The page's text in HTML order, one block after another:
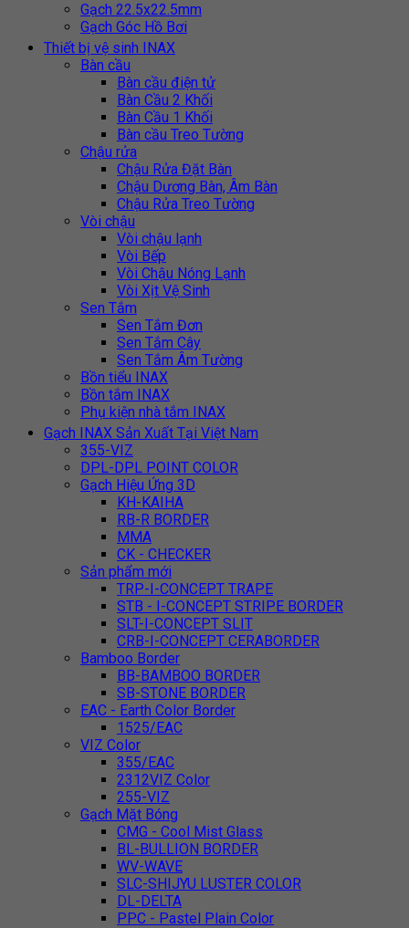
Gạch 22.5x22.5mm
Gạch Góc Hồ Bơi
Thiết bị vệ sinh INAX
Bàn cầu
Bàn cầu điện tử
Bàn Cầu 2 Khối
Bàn Cầu 1 Khối
Bàn cầu Treo Tường
Chậu rửa
Chậu Rửa Đặt Bàn
Chậu Dương Bàn, Âm Bàn
Chậu Rửa Treo Tường
Vòi chậu
Vòi chậu lạnh
Vòi Bếp
Vòi Chậu Nóng Lạnh
Vòi Xịt Vệ Sinh
Sen Tắm
Sen Tắm Đơn
Sen Tắm Cây
Sen Tắm Âm Tường
Bồn tiểu INAX
Bồn tắm INAX
Phụ kiện nhà tắm INAX
Gạch INAX Sản Xuất Tại Việt Nam
355-VIZ
DPL-DPL POINT COLOR
Gạch Hiệu Ứng 3D
KH-KAIHA
RB-R BORDER
MMA
CK - CHECKER
Sản phẩm mới
TRP-I-CONCEPT TRAPE
STB - I-CONCEPT STRIPE BORDER
SLT-I-CONCEPT SLIT
CRB-I-CONCEPT CERABORDER
Bamboo Border
BB-BAMBOO BORDER
SB-STONE BORDER
EAC - Earth Color Border
1525/EAC
VIZ Color
355/EAC
2312VIZ Color
255-VIZ
Gạch Mặt Bóng
CMG - Cool Mist Glass
BL-BULLION BORDER
WV-WAVE
SLC-SHIJYU LUSTER COLOR
DL-DELTA
PPC - Pastel Plain Color